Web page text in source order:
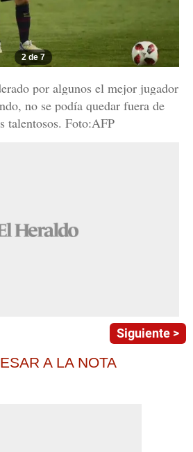
2 de 7
por algunos el mejor jugador
no se podía quedar fuera de
talentosos. Foto:AFP
Siguiente >
A LA NOTA